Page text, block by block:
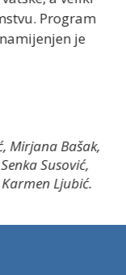
Program
je
Mirjana Bašak,
Susović,
Ljubić.